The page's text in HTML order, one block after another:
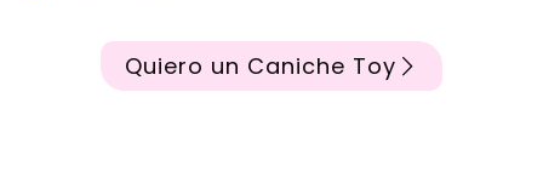
Quiero un Caniche Toy